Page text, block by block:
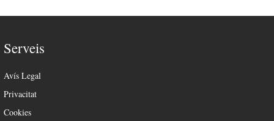
Serveis
Avís Legal
Privacitat
Cookies